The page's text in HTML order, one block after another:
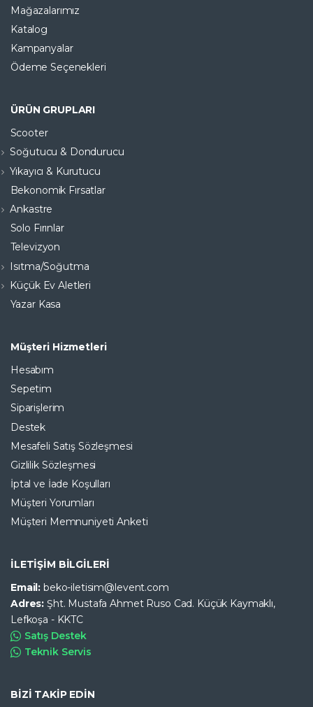
Mağazalarımız
Katalog
Kampanyalar
Ödeme Seçenekleri
ÜRÜN GRUPLARI
Scooter
Soğutucu & Dondurucu
Yıkayıcı & Kurutucu
Bekonomik Fırsatlar
Ankastre
Solo Fırınlar
Televizyon
Isıtma/Soğutma
Küçük Ev Aletleri
Yazar Kasa
Müşteri Hizmetleri
Hesabım
Sepetim
Siparişlerim
Destek
Mesafeli Satış Sözleşmesi
Gizlilik Sözleşmesi
İptal ve İade Koşulları
Müşteri Yorumları
Müşteri Memnuniyeti Anketi
İLETİŞİM BİLGİLERİ
Email: beko-iletisim@levent.com
Adres:Şht. Mustafa Ahmet Ruso Cad. Küçük Kaymaklı,
Lefkoşa - KKTC
Satış Destek
Teknik Servis
BİZİ TAKİP EDİN